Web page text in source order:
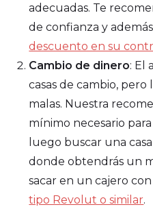
adecuadas. Te
de confianza y
descuento en su
Cambio de dinero: El
casas de cambio, pero
malas. Nuestra
mínimo necesario
luego buscar una
donde obtendrás un
sacar en un cajero
tipo Revolut o similar.